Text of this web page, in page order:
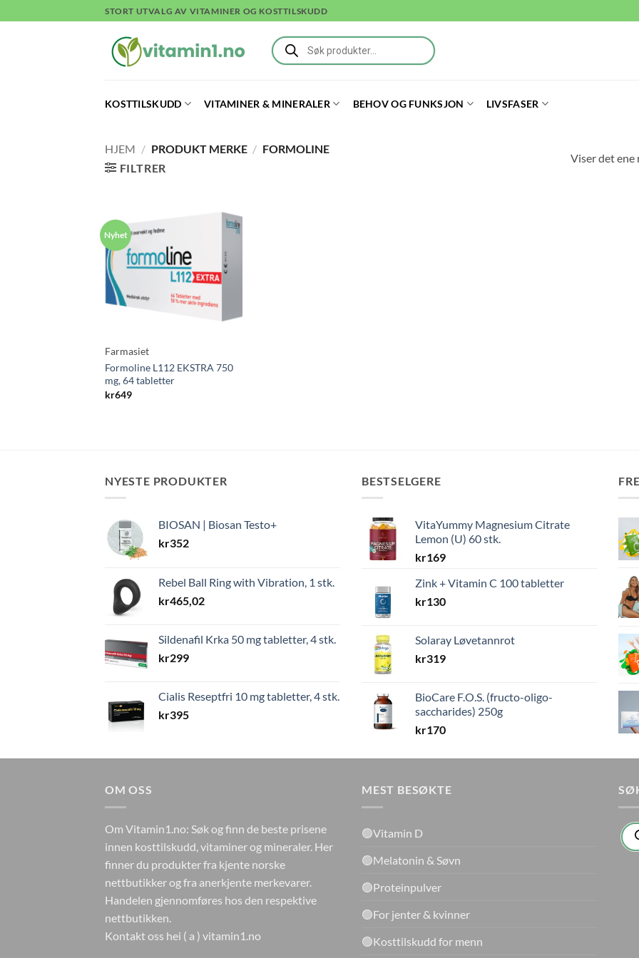
to
STORT UTVALG AV VITAMINER OG KOSTTILSKUDD
Products
search
KOSTTILSKUDD VITAMINER & MINERALER BEHOV OG FUNKSJON LIVSFASER
HJEM / PRODUKT MERKE / FORMOLINE
FILTRER
Viser det
Farmasiet
Formoline L112 EKSTRA 750
mg, 64 tabletter
kr649
NYESTE PRODUKTER
BIOSAN | Biosan Testo+
kr352
Rebel Ball Ring with Vibration, 1 stk.
kr465,02
Sildenafil Krka 50 mg tabletter, 4 stk.
kr299
Cialis Reseptfri 10 mg tabletter, 4 stk.
kr395
BESTSELGERE
VitaYummy Magnesium Citrate
Lemon (U) 60 stk.
kr169
Zink + Vitamin C 100 tabletter
kr130
Solaray Løvetannrot
kr319
BioCare F.O.S. (fructo-oligo-
saccharides) 250g
kr170
OM OSS
Om Vitamin1.no: Søk og finn de beste prisene
innen kosttilskudd, vitaminer og mineraler. Her
finner du produkter fra kjente norske
nettbutikker og fra anerkjente merkevarer.
Handelen gjennomføres hos den respektive
nettbutikken.
Kontakt oss hei ( a ) vitamin1.no
MEST BESØKTE
🟢Vitamin D
🟢Melatonin & Søvn
🟢Proteinpulver
🟢For jenter & kvinner
🟢Kosttilskudd for menn